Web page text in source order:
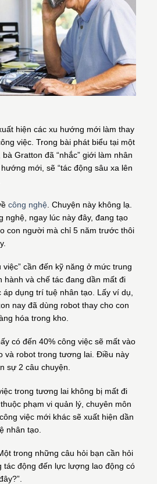
hiện các xu hướng mới làm thay
việc. Trong bài phát biểu tại một
Gratton đã “nhắc” giới làm nhân
mới, sẽ “tác động sâu xa lên
công nghệ . Chuyện này không lạ.
nghệ, ngay lúc này đây, đang tạo
con người mà chỉ 5 năm trước thôi
cần đến kỹ năng ở mức trung
hành và chế tác đang dần mất đi
dụng trí tuệ nhân tạo. Lấy ví dụ,
nay đã dùng robot thay cho con
hóa trong kho.
có đến 40% công việc sẽ mất vào
và robot trong tương lai. Điều này
sự 2 câu chuyện.
trong tương lai không bị mất đi
phạm vi quản lý, chuyên môn
việc mới khác sẽ xuất hiện dần
nhân tạo.
trong những câu hỏi bạn cần hỏi
tác động đến lực lượng lao động có